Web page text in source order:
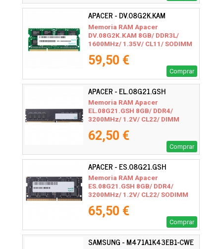
APACER - DV.08G2K.KAM
Memoria RAM Apacer
DV.08G2K.KAM 8GB/ DDR3L/
1600MHz/ 1.35V/ CL11/ SODIMM
59,50 €
Comprar
APACER - EL.08G21.GSH
Memoria RAM Apacer
EL.08G21.GSH 8GB/ DDR4/
3200MHz/ 1.2V/ CL22/ DIMM
62,50 €
Comprar
APACER - ES.08G21.GSH
Memoria RAM Apacer
ES.08G21.GSH 8GB/ DDR4/
3200MHz/ 1.2V/ CL22/ SODIMM
65,50 €
Comprar
SAMSUNG - M471A1K43EB1-CWE